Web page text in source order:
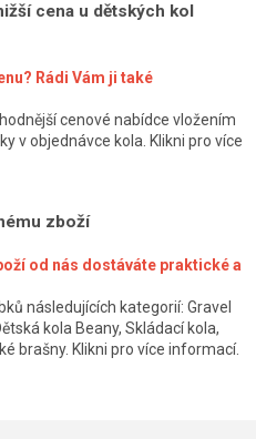
cena u dětských kol
Rádi Vám ji také
cenové nabídce vložením
v objednávce kola. Klikni pro více
zboží
od nás dostáváte praktické a
následujících kategorií: Gravel
kola Beany, Skládací kola,
brašny. Klikni pro více informací.